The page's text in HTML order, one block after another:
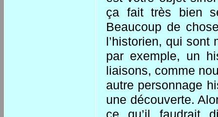
ça fait très bien
Beaucoup de
l’historien, qui sont
par exemple, un
liaisons, comme
autre personnage
une découverte.
ce qu’il faudrait